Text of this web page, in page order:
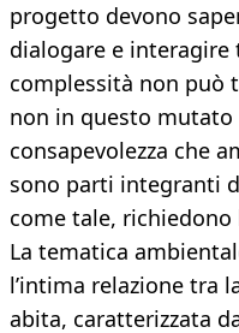
progetto devono
dialogare e interagire
complessità non può
non in questo mutato
consapevolezza che
sono parti integranti
come tale,
La tematica
l’intima relazione tra
abita, caratterizzata